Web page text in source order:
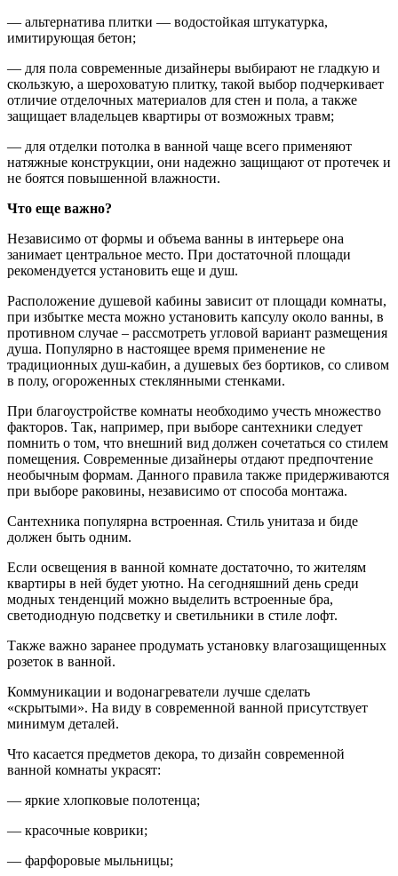
— альтернатива плитки — водостойкая штукатурка,
имитирующая бетон;
— для пола современные дизайнеры выбирают не гладкую и
скользкую, а шероховатую плитку, такой выбор подчеркивает
отличие отделочных материалов для стен и пола, а также
защищает владельцев квартиры от возможных травм;
— для отделки потолка в ванной чаще всего применяют
натяжные конструкции, они надежно защищают от протечек и
не боятся повышенной влажности.
Что еще важно?
Независимо от формы и объема ванны в интерьере она
занимает центральное место. При достаточной площади
рекомендуется установить еще и душ.
Расположение душевой кабины зависит от площади комнаты,
при избытке места можно установить капсулу около ванны, в
противном случае – рассмотреть угловой вариант размещения
душа. Популярно в настоящее время применение не
традиционных душ-кабин, а душевых без бортиков, со сливом
в полу, огороженных стеклянными стенками.
При благоустройстве комнаты необходимо учесть множество
факторов. Так, например, при выборе сантехники следует
помнить о том, что внешний вид должен сочетаться со стилем
помещения. Современные дизайнеры отдают предпочтение
необычным формам. Данного правила также придерживаются
при выборе раковины, независимо от способа монтажа.
Сантехника популярна встроенная. Стиль унитаза и биде
должен быть одним.
Если освещения в ванной комнате достаточно, то жителям
квартиры в ней будет уютно. На сегодняшний день среди
модных тенденций можно выделить встроенные бра,
светодиодную подсветку и светильники в стиле лофт.
Также важно заранее продумать установку влагозащищенных
розеток в ванной.
Коммуникации и водонагреватели лучше сделать
«скрытыми». На виду в современной ванной присутствует
минимум деталей.
Что касается предметов декора, то дизайн современной
ванной комнаты украсят:
— яркие хлопковые полотенца;
— красочные коврики;
— фарфоровые мыльницы;